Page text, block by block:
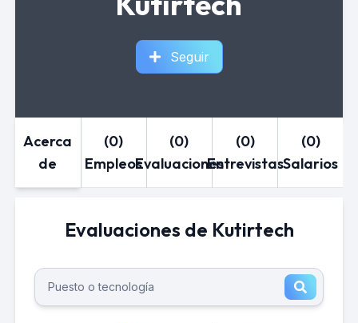
Seguir
Acerca
de
(0)
Empleos
(0)
Evaluaciones
(0)
Entrevistas
(0)
Salarios
Evaluaciones de Kutirtech